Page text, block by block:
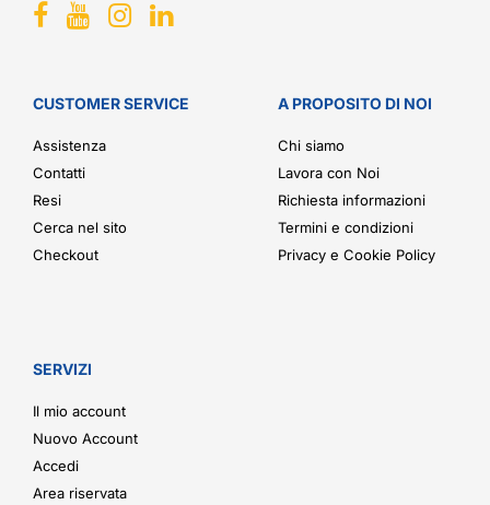
CUSTOMER SERVICE
Assistenza
Contatti
Resi
Cerca nel sito
Checkout
A PROPOSITO DI NOI
Chi siamo
Lavora con Noi
Richiesta informazioni
Termini e condizioni
Privacy e Cookie Policy
SERVIZI
Il mio account
Nuovo Account
Accedi
Area riservata